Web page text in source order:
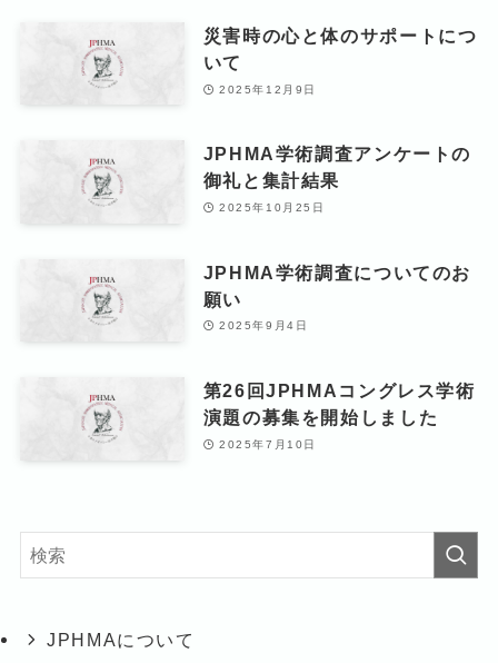
災害時の心と体のサポートにつ
いて
2025年12月9日
JPHMA学術調査アンケートの
御礼と集計結果
2025年10月25日
JPHMA学術調査についてのお
願い
2025年9月4日
第26回JPHMAコングレス学術
演題の募集を開始しました
2025年7月10日
JPHMAについて